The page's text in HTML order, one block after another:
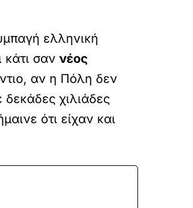
ελληνική
κάτι σαν νέος
αν η Πόλη δεν
χιλιάδες
ότι είχαν και